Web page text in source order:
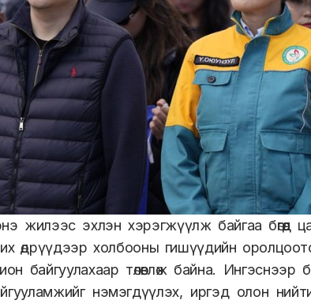
жилээс эхлэн хэрэгжүүлж байгаа
өдрүүдээр холбооны гишүүдийн
байгуулахаар төлөвлөж байна. Ингэснээр
нэмэгдүүлэх, иргэд олон